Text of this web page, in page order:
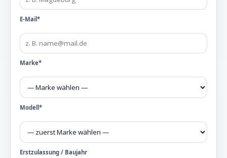
E-Mail*
Marke*
Modell*
Erstzulassung / Baujahr